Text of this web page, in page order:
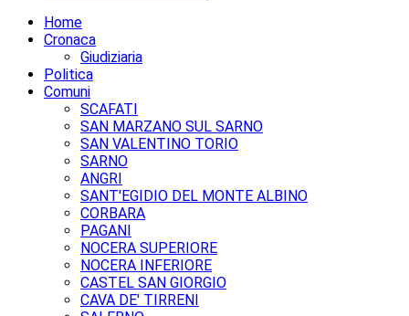
Home
Cronaca
Giudiziaria
Politica
Comuni
SCAFATI
SAN MARZANO SUL SARNO
SAN VALENTINO TORIO
SARNO
ANGRI
SANT'EGIDIO DEL MONTE ALBINO
CORBARA
PAGANI
NOCERA SUPERIORE
NOCERA INFERIORE
CASTEL SAN GIORGIO
CAVA DE' TIRRENI